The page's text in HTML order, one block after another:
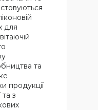
для
та
продукції
з